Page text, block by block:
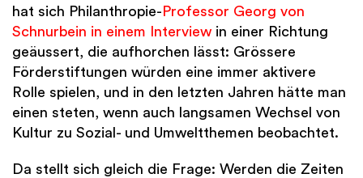
hat sich Philanthropie- Professor Georg von
Schnurbein in einem Interview in einer Richtung
geäussert, die aufhorchen lässt: Grössere
Förderstiftungen würden eine immer aktivere
Rolle spielen, und in den letzten Jahren hätte man
einen steten, wenn auch langsamen Wechsel von
Kultur zu Sozial- und Umweltthemen beobachtet.
Da stellt sich gleich die Frage: Werden die Zeiten